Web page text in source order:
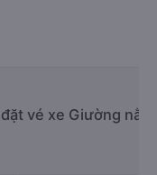
vé xe Giường